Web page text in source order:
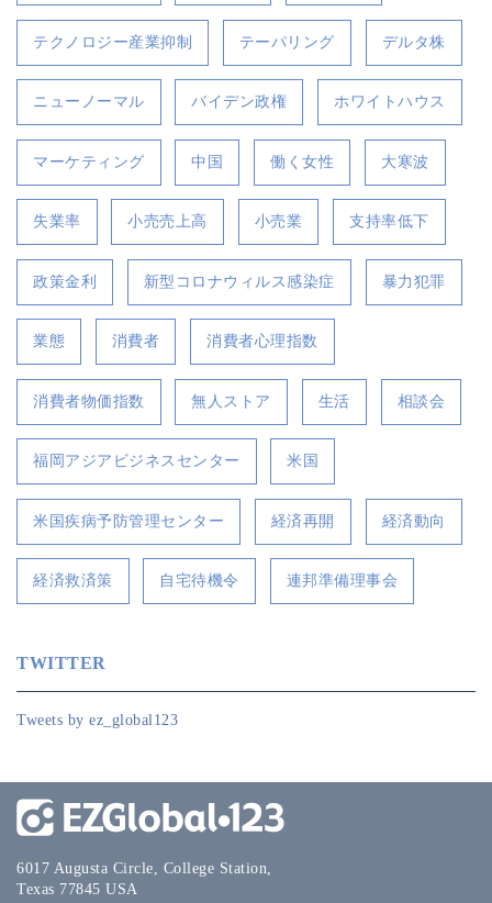
テクノロジー産業抑制 テーパリング デルタ株
ニューノーマル バイデン政権 ホワイトハウス
マーケティング 中国 働く女性 大寒波
失業率 小売売上高 小売業 支持率低下
政策金利 新型コロナウィルス感染症 暴力犯罪
業態 消費者 消費者心理指数
消費者物価指数 無人ストア 生活 相談会
福岡アジアビジネスセンター 米国
米国疾病予防管理センター 経済再開 経済動向
経済救済策 自宅待機令 連邦準備理事会
TWITTER
Tweets by ez_global123
6017 Augusta Circle, College Station,
Texas 77845 USA